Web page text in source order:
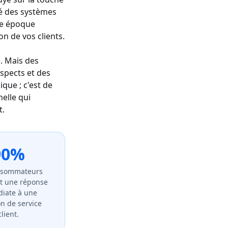
systèmes
époque
de vos clients.
Mais des
et des
; c'est de
qui
une réponse
à une
de service